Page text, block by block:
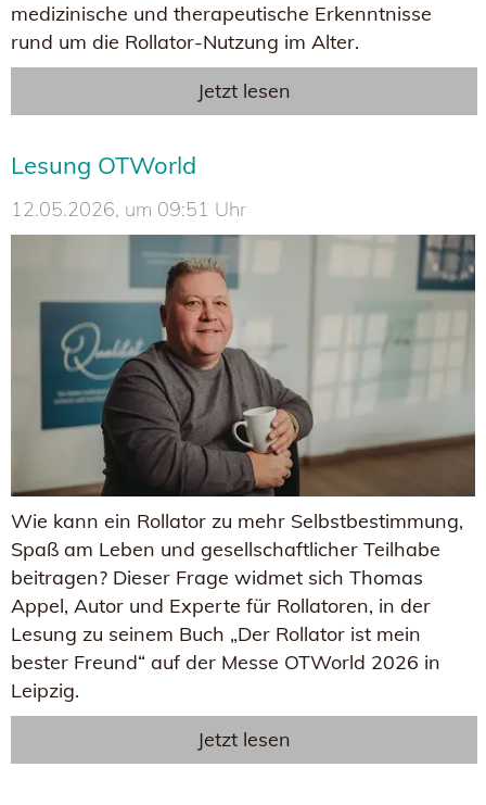
medizinische und therapeutische Erkenntnisse
rund um die Rollator-Nutzung im Alter.
Jetzt lesen
Lesung OTWorld
12.05.2026, um 09:51 Uhr
Wie kann ein Rollator zu mehr Selbstbestimmung,
Spaß am Leben und gesellschaftlicher Teilhabe
beitragen? Dieser Frage widmet sich Thomas
Appel, Autor und Experte für Rollatoren, in der
Lesung zu seinem Buch „Der Rollator ist mein
bester Freund“ auf der Messe OTWorld 2026 in
Leipzig.
Jetzt lesen